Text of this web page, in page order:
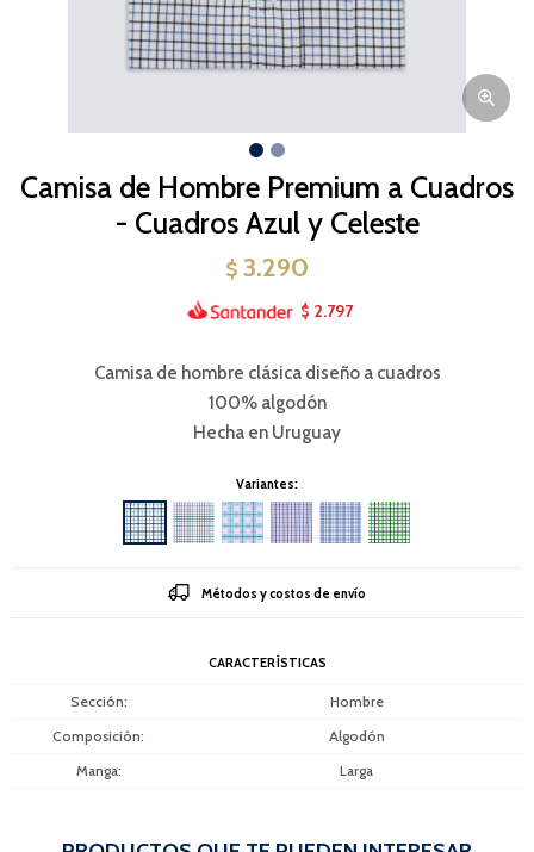
Camisa de Hombre Premium a Cuadros
- Cuadros Azul y Celeste
$ 3.290
$ 2.797
Camisa de hombre clásica diseño a cuadros
100% algodón
Hecha en Uruguay
Variantes:
Métodos y costos de envío
CARACTERÍSTICAS
Sección
Hombre
Composición
Algodón
Manga
Larga